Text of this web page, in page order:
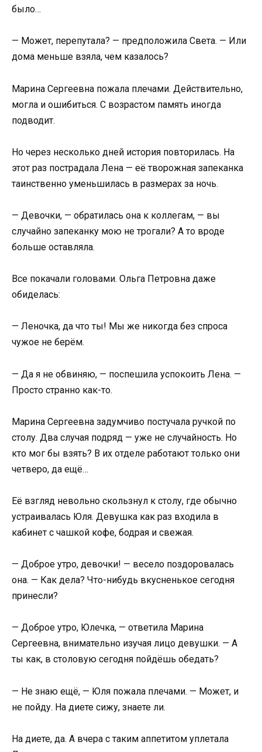
было…
— Может, перепутала? — предположила Света. — Или
дома меньше взяла, чем казалось?
Марина Сергеевна пожала плечами. Действительно,
могла и ошибиться. С возрастом память иногда
подводит.
Но через несколько дней история повторилась. На
этот раз пострадала Лена — её творожная запеканка
таинственно уменьшилась в размерах за ночь.
— Девочки, — обратилась она к коллегам, — вы
случайно запеканку мою не трогали? А то вроде
больше оставляла.
Все покачали головами. Ольга Петровна даже
обиделась:
— Леночка, да что ты! Мы же никогда без спроса
чужое не берём.
— Да я не обвиняю, — поспешила успокоить Лена. —
Просто странно как-то.
Марина Сергеевна задумчиво постучала ручкой по
столу. Два случая подряд — уже не случайность. Но
кто мог бы взять? В их отделе работают только они
четверо, да ещё…
Её взгляд невольно скользнул к столу, где обычно
устраивалась Юля. Девушка как раз входила в
кабинет с чашкой кофе, бодрая и свежая.
— Доброе утро, девочки! — весело поздоровалась
она. — Как дела? Что-нибудь вкусненькое сегодня
принесли?
— Доброе утро, Юлечка, — ответила Марина
Сергеевна, внимательно изучая лицо девушки. — А
ты как, в столовую сегодня пойдёшь обедать?
— Не знаю ещё, — Юля пожала плечами. — Может, и
не пойду. На диете сижу, знаете ли.
На диете, да. А вчера с таким аппетитом уплетала